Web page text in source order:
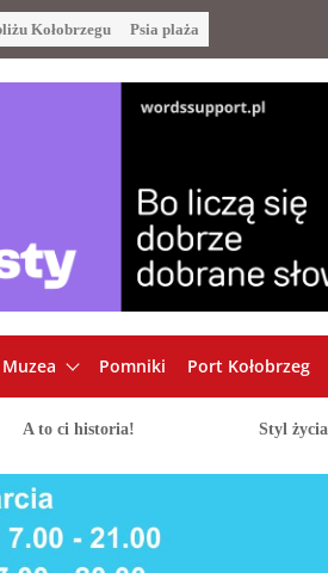
Kołobrzegu Psia plaża
Muzea Pomniki Port Kołobrzeg
A to ci historia! Styl życia